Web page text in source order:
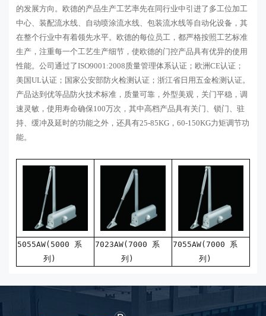
的发展方向。欧德的产品生产工艺率先在同行业中引进了多工位加工
中心、装配流水线、自动喷涂流水线、包装流水线等自动化设备，其
在整个行业中有着领先水平。欧德的每位员工，都严格按照工艺标准
生产，注重每一个工艺生产细节，使欧德的门控产品具有优异的使用
性能。公司通过了ISO9001:2008质量管理体系认证；欧洲CE认证；
美国UL认证；国家公安部防火检测认证；浙江省日用五金检测认证。
产品达到优等品防火技术标准，质量可靠，外型美观，关门平稳，调
速灵敏，使用寿命确保100万次，其中高档产品具有关门、锁门、驻
持、缓冲及延时的功能之外，还具有25-85KG，60-150KG力矩调节功
能。
5055AW(5000 系
列)
7023AW(7000 系
列)
7055AW(7000 系
列)